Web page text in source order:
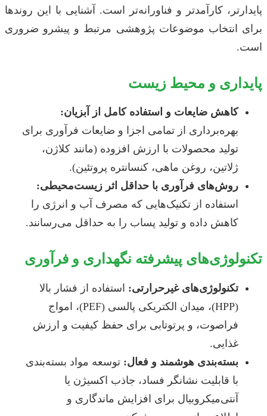
پایدارتر، کارآمدتر و فناورانه‌تر است. آشنایی با این روندها
برای انتخاب موضوعات پژوهشی مرتبط و پیشرو ضروری
است.
پایداری و محیط زیست
کاهش ضایعات و استفاده کامل از آبزیان:
بهره‌برداری از تمامی اجزا و ضایعات فرآوری برای
تولید محصولات با ارزش افزوده (مانند کلاژن،
ژلاتین، روغن ماهی، کنسانتره پروتئین).
روش‌های فرآوری با حداقل اثر زیست‌محیطی:
استفاده از تکنیک‌هایی که مصرف آب و انرژی را
کاهش داده و تولید پساب را به حداقل می‌رسانند.
تکنولوژی‌های پیشرفته نگهداری و فرآوری
تکنولوژی‌های غیرحرارتی: استفاده از فشار بالا
(HPP)، میدان الکتریکی پالسی (PEF)، امواج
فراصوت، و پرتوتابی برای حفظ کیفیت و ارزش
غذایی.
بسته‌بندی هوشمند و فعال: توسعه مواد بسته‌بندی
با قابلیت نشانگر فساد، جاذب اکسیژن یا
آنتی‌میکروبیال برای افزایش ماندگاری و